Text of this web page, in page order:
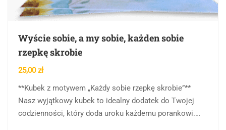
Wyście sobie, a my sobie, każden sobie
rzepkę skrobie
25,00zł
**Kubek z motywem „Każdy sobie rzepkę skrobie”**
Nasz wyjątkowy kubek to idealny dodatek do Twojej
codzienności, który doda uroku każdemu porankowi.